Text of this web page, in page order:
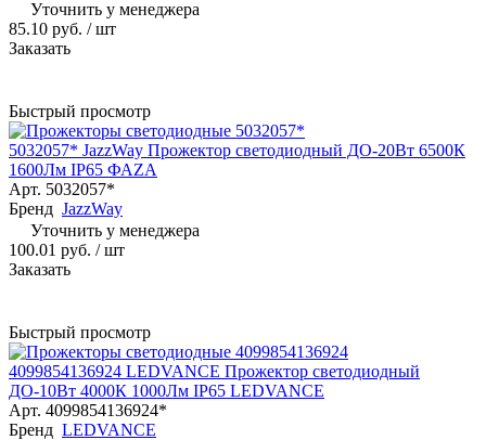
Уточнить у менеджера
85.10 руб. / шт
Заказать
Быстрый просмотр
5032057* JazzWay Прожектор светодиодный ДО-20Вт 6500К
1600Лм IP65 ФАZА
Арт. 5032057*
Бренд JazzWay
Уточнить у менеджера
100.01 руб. / шт
Заказать
Быстрый просмотр
4099854136924 LEDVANCE Прожектор светодиодный
ДО-10Вт 4000К 1000Лм IP65 LEDVANCE
Арт. 4099854136924*
Бренд LEDVANCE